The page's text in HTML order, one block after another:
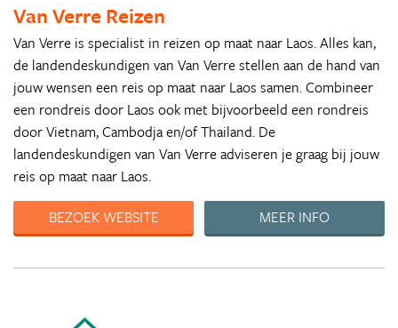
Van Verre Reizen
Van Verre is specialist in reizen op maat naar Laos. Alles kan,
de landendeskundigen van Van Verre stellen aan de hand van
jouw wensen een reis op maat naar Laos samen. Combineer
een rondreis door Laos ook met bijvoorbeeld een rondreis
door Vietnam, Cambodja en/of Thailand. De
landendeskundigen van Van Verre adviseren je graag bij jouw
reis op maat naar Laos.
BEZOEK WEBSITE
MEER INFO